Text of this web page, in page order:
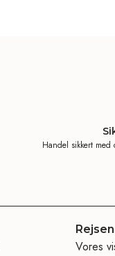
Handel sikkert med
Rejsen
Vores